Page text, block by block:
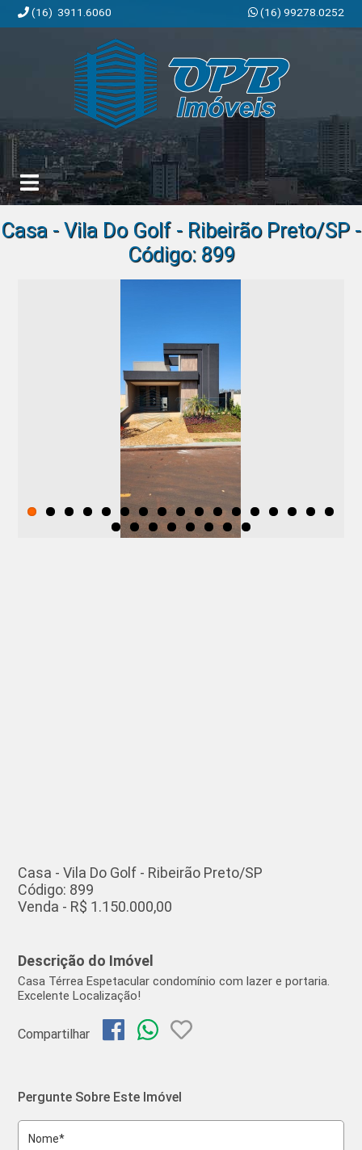
(16) 3911.6060 (16) 99278.0252
Casa - Vila Do Golf - Ribeirão Preto/SP -
Código: 899
Casa - Vila Do Golf - Ribeirão Preto/SP
Código: 899
Venda - R$ 1.150.000,00
Descrição do Imóvel
Casa Térrea Espetacular condomínio com lazer e portaria.
Excelente Localização!
Compartilhar
Pergunte Sobre Este Imóvel